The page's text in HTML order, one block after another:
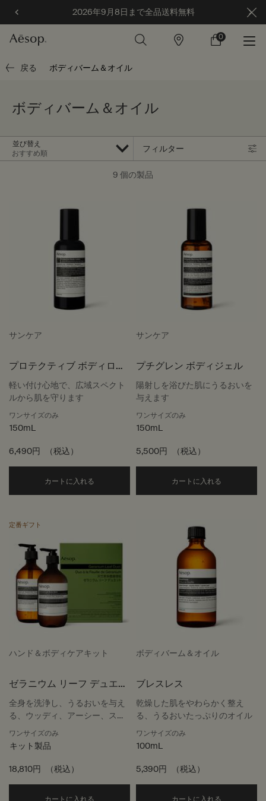
品送料無料 カスタマーサービス休業のお知ら
店
カ
0
0 カート内の製
戻る ボディバーム＆オイル
ボディバーム＆オイル
並び替え フィルター
フィルターメニュー
9 個の製品
サンケア
プロテクティブ ボディロー
ション SPF50
軽い付け心地で、広域スペクト
ルから肌を守ります
ワンサイズのみ
150mL
6,490円 （税込）
カートに入れる Add the プロテクティブ ボディローション
サンケア
プチグレン ボディジェル
陽射しを浴びた肌にうるおいを
与えます
ワンサイズのみ
150mL
5,500円 （税込）
カートに入れる
定番ギフト
ハンド＆ボディケアキット
ゼラニウム リーフ デュエッ
ト
全身を洗浄し、うるおいを与え
る、ウッディ、アーシー、スモ
ーキーな香りのデュオ
ワンサイズのみ
キット製品
18,810円 （税込）
Add the ゼラニウム リーフ デュエット to cart
ボディバーム＆オイル
ブレスレス
乾燥した肌をやわらかく整え
る、うるおいたっぷりのオイル
ワンサイズのみ
100mL
5,390円 （税込）